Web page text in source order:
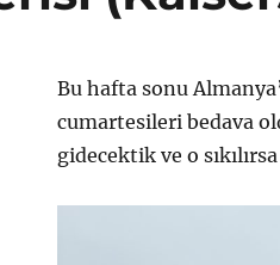
Bu hafta sonu
cumartesileri bedava
gidecektik ve o